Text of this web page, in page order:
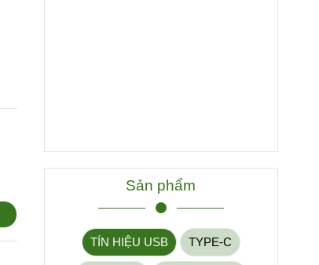
Sản phẩm
TÍN HIỆU USB TYPE-C